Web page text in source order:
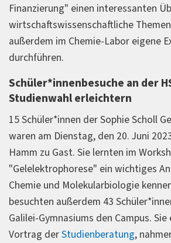
Finanzierung" einen interessanten
wirtschaftswissenschaftliche
außerdem im Chemie-Labor eigene
durchführen.
Schüler*innenbesuche an der
Studienwahl erleichtern
15 Schüler*innen der Sophie Scholl
waren am Dienstag, den 20. Juni
Hamm zu Gast. Sie lernten im
"Gelelektrophorese" ein wichtiges
Chemie und Molekularbiologie
besuchten außerdem 43
Galilei-Gymnasiums den Campus.
Vortrag derStudienberatung,